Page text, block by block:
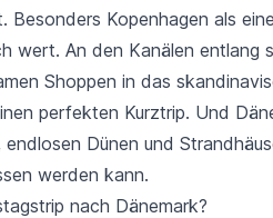
Besonders Kopenhagen als
wert. An den Kanälen entlang
Shoppen in das
perfekten Kurztrip. Und
Dünen und
werden kann.
nach Dänemark?